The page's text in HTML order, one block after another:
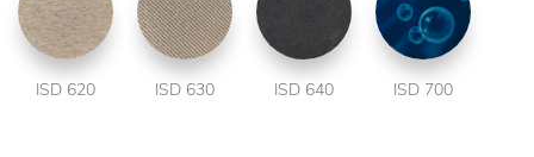
ISD 620 ISD 630 ISD 640 ISD 700